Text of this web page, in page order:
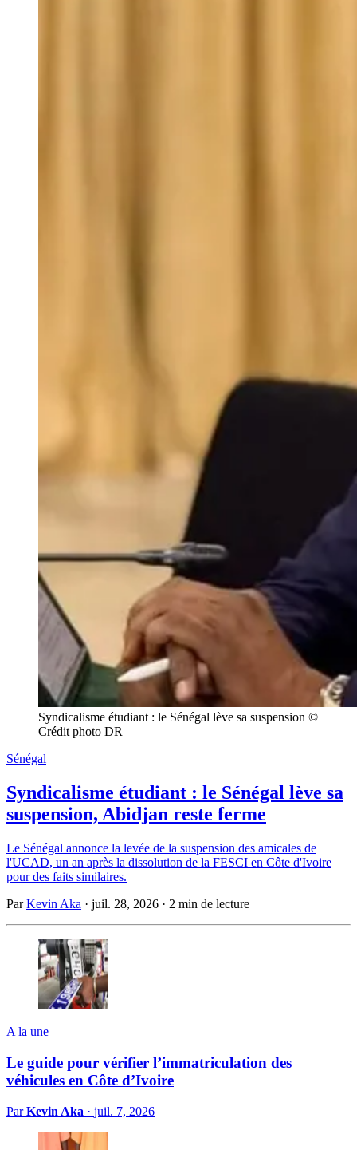
Syndicalisme étudiant : le Sénégal lève sa suspension ©
Crédit photo DR
Sénégal
Syndicalisme étudiant : le Sénégal lève sa
suspension, Abidjan reste ferme
Le Sénégal annonce la levée de la suspension des amicales de
l'UCAD, un an après la dissolution de la FESCI en Côte d'Ivoire
pour des faits similaires.
ParKevin Aka · juil. 28, 2026 · 2 min de lecture
A la une
Le guide pour vérifier l’immatriculation des
véhicules en Côte d’Ivoire
ParKevin Aka · juil. 7, 2026